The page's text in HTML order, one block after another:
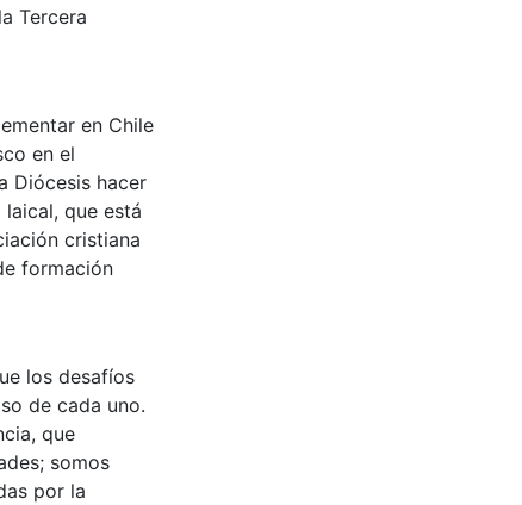
Tercera
en Chile
en el
Diócesis hacer
que está
cristiana
formación
los desafíos
de cada uno.
que
somos
por la